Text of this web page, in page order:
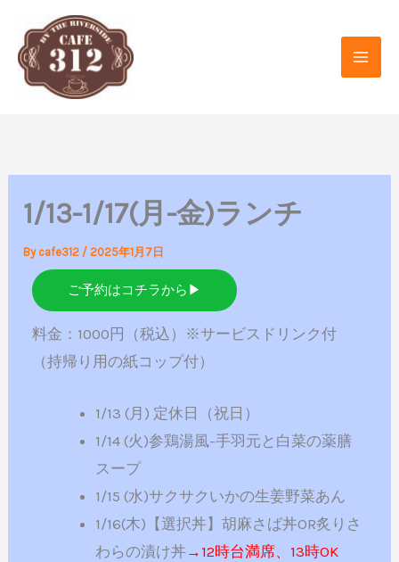
プ
1/13-1/17(月-金)ランチ
By cafe312 /2025年1月7日
ご予約はコチラから▶
料金：1000円（税込）※サービスドリンク付
（持帰り用の紙コップ付）
1/13 (月) 定休日（祝日）
1/14 (火)参鶏湯風-手羽元と白菜の薬膳
スープ
1/15 (水)サクサクいかの生姜野菜あん
1/16(木)【選択丼】胡麻さば丼OR炙りさ
わらの漬け丼→12時台満席、13時OK